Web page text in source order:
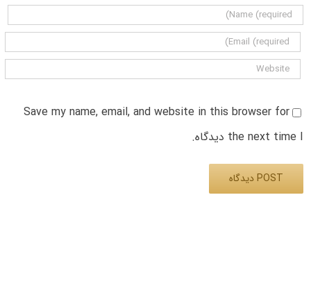
Save my name, email, and website in this browser for
the next time I دیدگاه.